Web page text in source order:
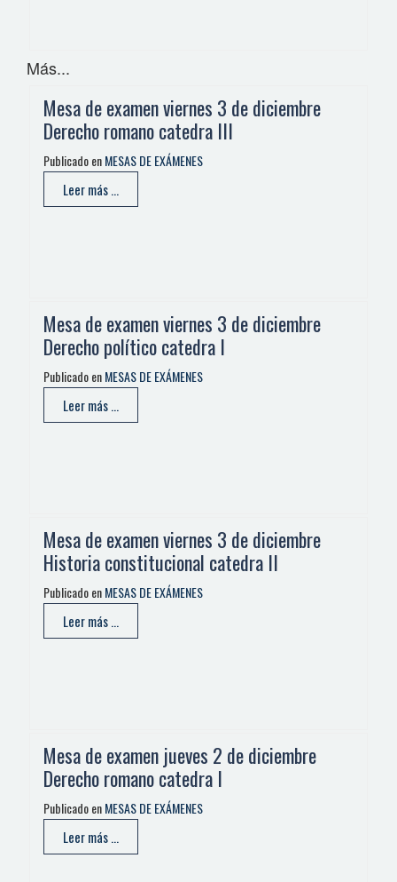
Más...
Mesa de examen viernes 3 de diciembre
Derecho romano catedra III
Publicado enMESAS DE EXÁMENES
Leer más ...
Mesa de examen viernes 3 de diciembre
Derecho político catedra I
Publicado enMESAS DE EXÁMENES
Leer más ...
Mesa de examen viernes 3 de diciembre
Historia constitucional catedra II
Publicado enMESAS DE EXÁMENES
Leer más ...
Mesa de examen jueves 2 de diciembre
Derecho romano catedra I
Publicado enMESAS DE EXÁMENES
Leer más ...